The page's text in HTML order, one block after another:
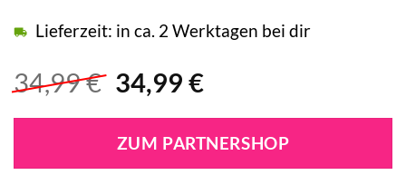
34,99€ Ursprünglicher
war:
34,99 €
34,99 €Aktueller
ist:
34,99 €.
Lieferzeit: in ca. 2 Werktagen bei dir
ZUM PARTNERSHOP